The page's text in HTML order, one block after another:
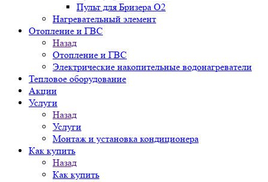
Пульт для Бризера O2
Нагревательный элемент
Отопление и ГВС
Назад
Отопление и ГВС
Электрические накопительные водонагреватели
Тепловое оборудование
Акции
Услуги
Назад
Услуги
Монтаж и установка кондиционера
Как купить
Назад
Как купить